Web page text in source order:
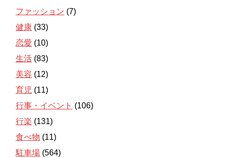
ファッション (7)
健康 (33)
恋愛 (10)
生活 (83)
美容 (12)
育児 (11)
行事・イベント (106)
行楽 (131)
食べ物 (11)
駐車場 (564)